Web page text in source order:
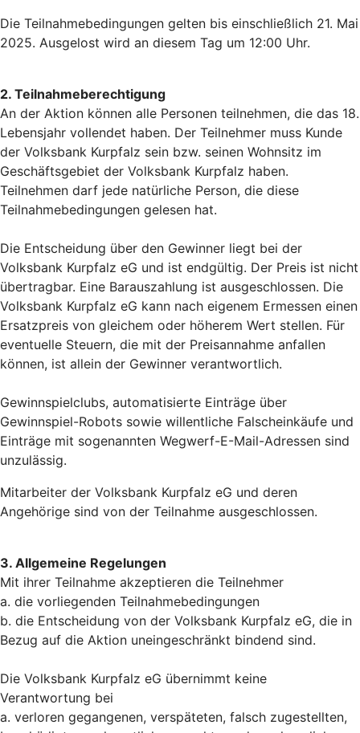
Die Teilnahmebedingungen gelten bis einschließlich 21. Mai
2025. Ausgelost wird an diesem Tag um 12:00 Uhr.
2. Teilnahmeberechtigung
An der Aktion können alle Personen teilnehmen, die das 18.
Lebensjahr vollendet haben. Der Teilnehmer muss Kunde
der Volksbank Kurpfalz sein bzw. seinen Wohnsitz im
Geschäftsgebiet der Volksbank Kurpfalz haben.
Teilnehmen darf jede natürliche Person, die diese
Teilnahmebedingungen gelesen hat.
Die Entscheidung über den Gewinner liegt bei der
Volksbank Kurpfalz eG und ist endgültig. Der Preis ist nicht
übertragbar. Eine Barauszahlung ist ausgeschlossen. Die
Volksbank Kurpfalz eG kann nach eigenem Ermessen einen
Ersatzpreis von gleichem oder höherem Wert stellen. Für
eventuelle Steuern, die mit der Preisannahme anfallen
können, ist allein der Gewinner verantwortlich.
Gewinnspielclubs, automatisierte Einträge über
Gewinnspiel-Robots sowie willentliche Falscheinkäufe und
Einträge mit sogenannten Wegwerf-E-Mail-Adressen sind
unzulässig.
Mitarbeiter der Volksbank Kurpfalz eG und deren
Angehörige sind von der Teilnahme ausgeschlossen.
3. Allgemeine Regelungen
Mit ihrer Teilnahme akzeptieren die Teilnehmer
a. die vorliegenden Teilnahmebedingungen
b. die Entscheidung von der Volksbank Kurpfalz eG, die in
Bezug auf die Aktion uneingeschränkt bindend sind.
Die Volksbank Kurpfalz eG übernimmt keine
Verantwortung bei
a. verloren gegangenen, verspäteten, falsch zugestellten,